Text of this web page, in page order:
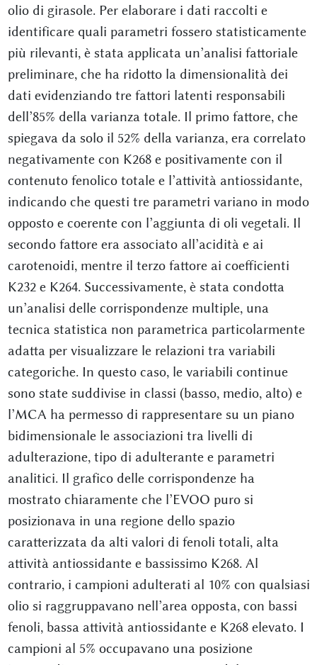
olio di girasole. Per elaborare i dati raccolti e
identificare quali parametri fossero statisticamente
più rilevanti, è stata applicata un’analisi fattoriale
preliminare, che ha ridotto la dimensionalità dei
dati evidenziando tre fattori latenti responsabili
dell’85% della varianza totale. Il primo fattore, che
spiegava da solo il 52% della varianza, era correlato
negativamente con K268 e positivamente con il
contenuto fenolico totale e l’attività antiossidante,
indicando che questi tre parametri variano in modo
opposto e coerente con l’aggiunta di oli vegetali. Il
secondo fattore era associato all’acidità e ai
carotenoidi, mentre il terzo fattore ai coefficienti
K232 e K264. Successivamente, è stata condotta
un’analisi delle corrispondenze multiple, una
tecnica statistica non parametrica particolarmente
adatta per visualizzare le relazioni tra variabili
categoriche. In questo caso, le variabili continue
sono state suddivise in classi (basso, medio, alto) e
l’MCA ha permesso di rappresentare su un piano
bidimensionale le associazioni tra livelli di
adulterazione, tipo di adulterante e parametri
analitici. Il grafico delle corrispondenze ha
mostrato chiaramente che l’EVOO puro si
posizionava in una regione dello spazio
caratterizzata da alti valori di fenoli totali, alta
attività antiossidante e bassissimo K268. Al
contrario, i campioni adulterati al 10% con qualsiasi
olio si raggruppavano nell’area opposta, con bassi
fenoli, bassa attività antiossidante e K268 elevato. I
campioni al 5% occupavano una posizione